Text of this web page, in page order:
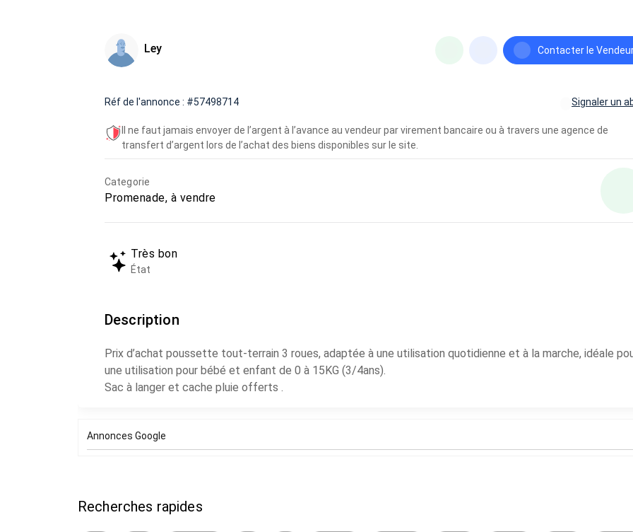
Ley Contacter le
Réf de l'annonce : #57498714 Signaler un
Il ne faut jamais envoyer de l’argent à l’avance au vendeur par virement bancaire ou à travers une agence de
transfert d’argent lors de l’achat des biens disponibles sur le site.
Categorie
Promenade, à vendre
Très bon
État
Description
Prix d’achat poussette tout-terrain 3 roues, adaptée à une utilisation quotidienne et à la marche, idéale
une utilisation pour bébé et enfant de 0 à 15KG (3/4ans).
Sac à langer et cache pluie offerts .
Annonces Google
Recherches rapides